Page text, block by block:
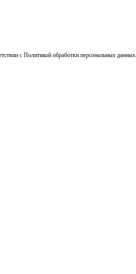
с Политикой обработки персональных данных